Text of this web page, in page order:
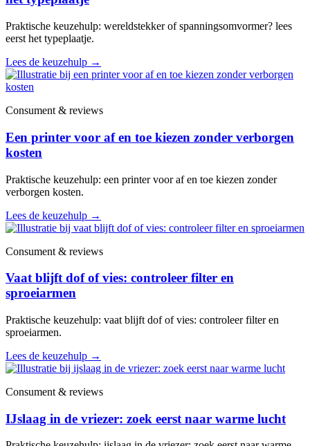
Praktische keuzehulp: wereldstekker of spanningsomvormer? lees
eerst het typeplaatje.
Lees de keuzehulp →
Consument & reviews
Een printer voor af en toe kiezen zonder verborgen
kosten
Praktische keuzehulp: een printer voor af en toe kiezen zonder
verborgen kosten.
Lees de keuzehulp →
Consument & reviews
Vaat blijft dof of vies: controleer filter en
sproeiarmen
Praktische keuzehulp: vaat blijft dof of vies: controleer filter en
sproeiarmen.
Lees de keuzehulp →
Consument & reviews
IJslaag in de vriezer: zoek eerst naar warme lucht